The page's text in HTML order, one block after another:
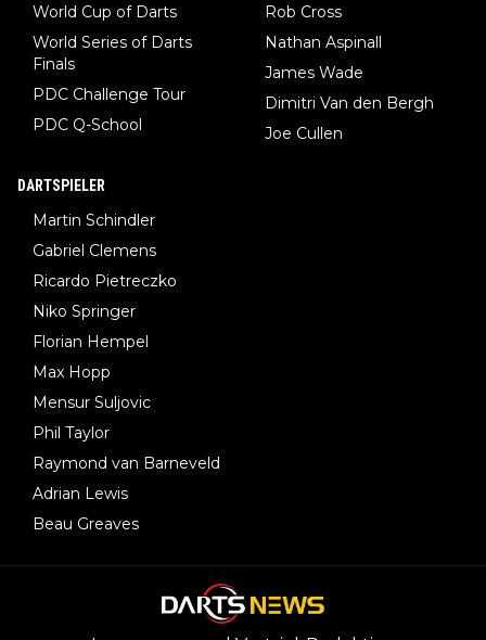
World Cup of Darts
World Series of Darts
Finals
PDC Challenge Tour
PDC Q-School
Rob Cross
Nathan Aspinall
James Wade
Dimitri Van den Bergh
Joe Cullen
DARTSPIELER
Martin Schindler
Gabriel Clemens
Ricardo Pietreczko
Niko Springer
Florian Hempel
Max Hopp
Mensur Suljovic
Phil Taylor
Raymond van Barneveld
Adrian Lewis
Beau Greaves